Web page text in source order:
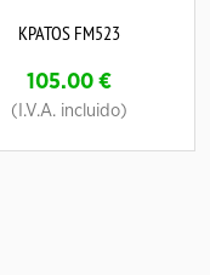
KPATOS FM523
105.00 €
(I.V.A. incluido)